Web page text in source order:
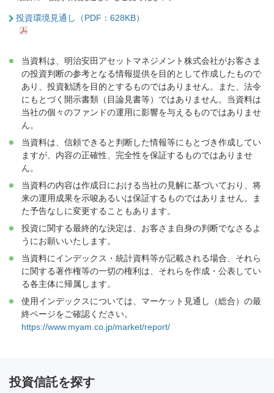
投資環境見通し（PDF：628KB）
当資料は、明治安田アセットマネジメント株式会社がお客さま
の投資判断の参考となる情報提供を目的として作成したもので
あり、投資勧誘を目的とするものではありません。また、法令
にもとづく開示書類（目論見書等）ではありません。当資料は
当社の個々のファンドの運用に影響を与えるものではありませ
ん。
当資料は、信頼できると判断した情報等にもとづき作成してい
ますが、内容の正確性、完全性を保証するものではありませ
ん。
当資料の内容は作成日における当社の見解に基づいており、将
来の運用成果を示唆あるいは保証するものではありません。ま
た予告なしに変更することもあります。
投資に関する最終的な決定は、お客さま自身の判断でなさるよ
うにお願いいたします。
当資料にインデックス・統計資料等が記載される場合、それら
に関する著作権等の一切の権利は、それらを作成・公表してい
る各主体に帰属します。
使用インデックスについては、マーケット見通し（総合）の最
終ページをご確認ください。
https://www.myam.co.jp/market/report/
投資信託を探す